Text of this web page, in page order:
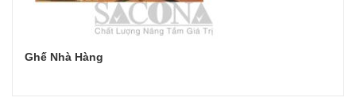
Ghế Nhà Hàng